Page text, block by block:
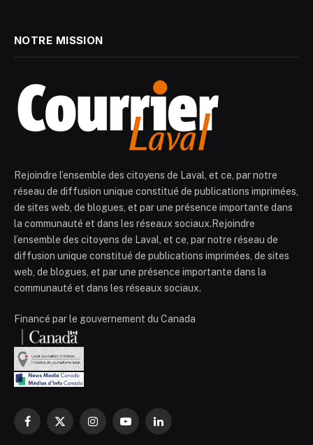
NOTRE MISSION
Rejoindre l’ensemble des citoyens de Laval, et ce, par notre
réseau de diffusion unique constitué de publications imprimées,
de sites web, de blogues, et par une présence importante dans
la communauté et dans les réseaux sociaux.Rejoindre
l’ensemble des citoyens de Laval, et ce, par notre réseau de
diffusion unique constitué de publications imprimées, de sites
web, de blogues, et par une présence importante dans la
communauté et dans les réseaux sociaux.
Financé par le gouvernement du Canada
Facebook
X
InstagramYouTubeLinkedIn